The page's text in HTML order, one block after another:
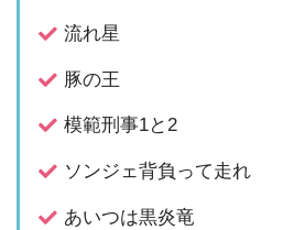
流れ星
豚の王
模範刑事1と2
ソンジェ背負って走れ
あいつは黒炎竜